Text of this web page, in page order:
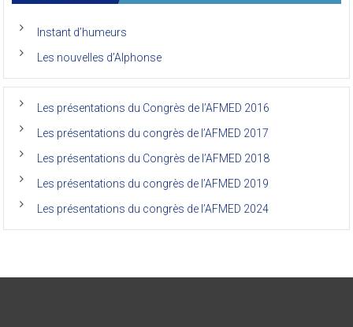
anciens
la
de
de
(Afmed/Unikin)
vécu
Instant d’humeurs
Les nouvelles d’Alphonse
Les présentations du Congrès de l’AFMED 2016
Les présentations du congrès de l’AFMED 2017
Les présentations du Congrès de l’AFMED 2018
Les présentations du congrès de l’AFMED 2019
Les présentations du congrès de l’AFMED 2024